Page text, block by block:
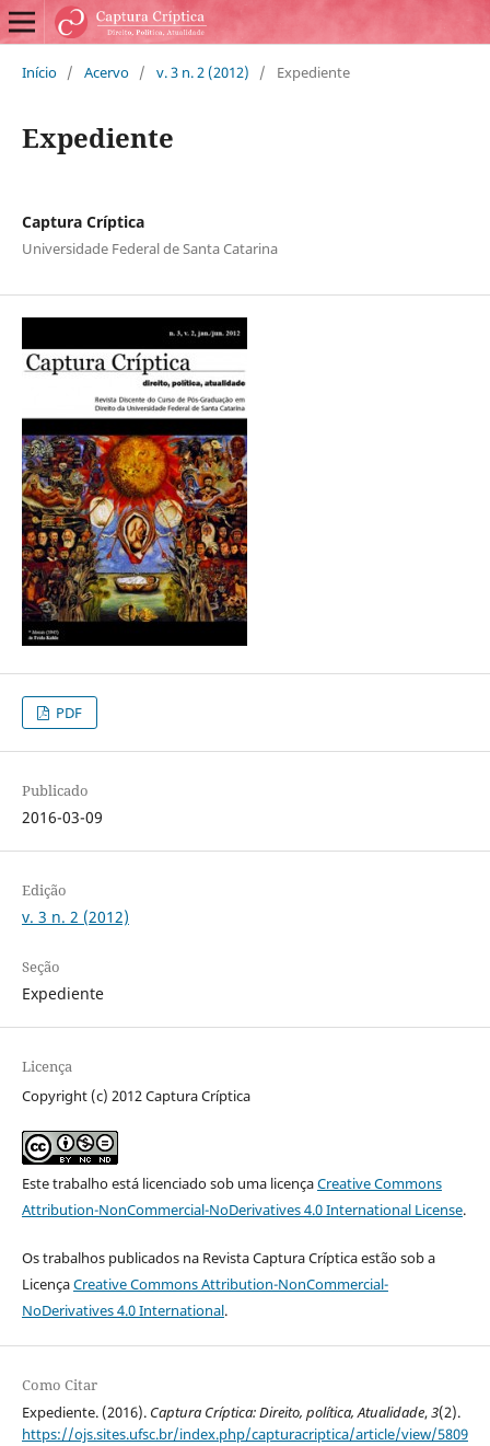
Início / Acervo / v. 3 n. 2 (2012) / Expediente
Expediente
Captura Críptica
Universidade Federal de Santa Catarina
PDF
Publicado
2016-03-09
Edição
v. 3 n. 2 (2012)
Seção
Expediente
Licença
Copyright (c) 2012 Captura Críptica
Este trabalho está licenciado sob uma licençaCreative Commons
Attribution-NonCommercial-NoDerivatives 4.0 International License.
Os trabalhos publicados na Revista Captura Críptica estão sob a
LicençaCreative Commons Attribution-NonCommercial-
NoDerivatives 4.0 International.
Como Citar
Expediente. (2016). Captura Críptica: Direito, política, Atualidade,3(2).
https://ojs.sites.ufsc.br/index.php/capturacriptica/article/view/5809